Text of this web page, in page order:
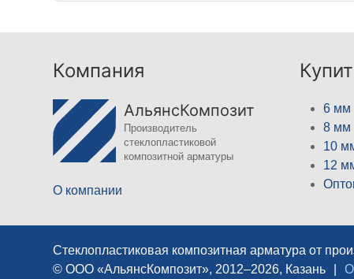
Компания
АльянсКомпозит
Производитель
стеклопластиковой
композитной арматуры
О компании
6 мм
8 мм
10
12
Стеклопластиковая композитная арматура от
© ООО «АльянсКомпозит», 2012–2026, Казань